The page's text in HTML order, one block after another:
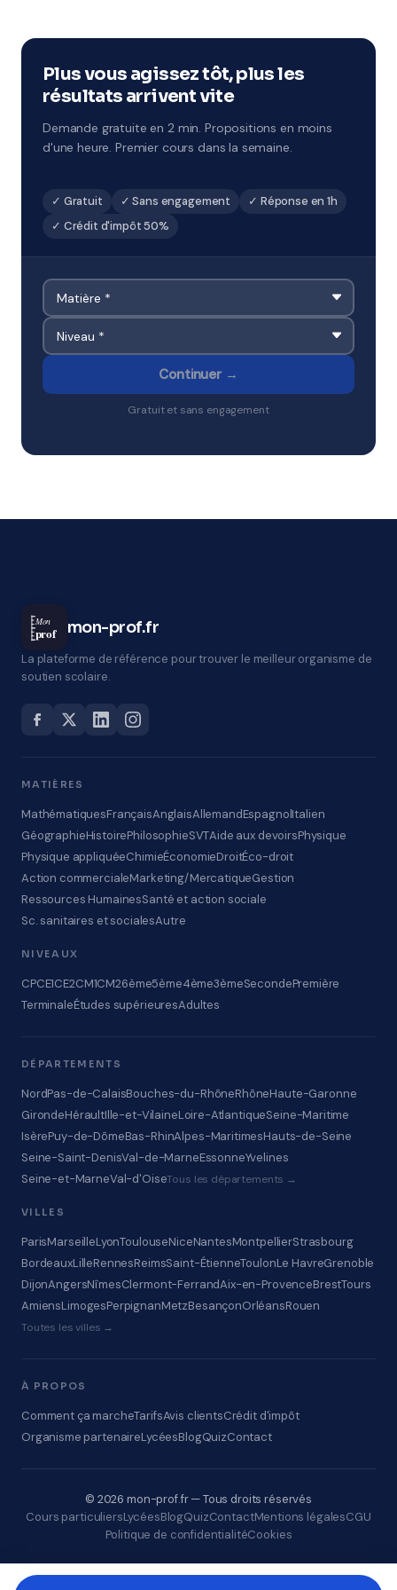
Disponibles à Dieppe.
Plus vous agissez tôt, plus les
résultats arrivent vite
Demande gratuite en 2 min. Propositions en moins
d'une heure. Premier cours dans la semaine.
✓ Gratuit ✓ Sans engagement
✓ Réponse en 1h
✓ Crédit d'impôt 50%
Continuer →
Gratuit et sans engagement
Mon
prof mon-prof.fr
La plateforme de référence pour trouver le meilleur organisme de
soutien scolaire.
MATIÈRES
MathématiquesFrançaisAnglaisAllemandEspagnolItalien
GéographieHistoirePhilosophieSVTAide aux devoirsPhysique
Physique appliquéeChimieÉconomieDroitÉco-droit
Action commercialeMarketing/MercatiqueGestion
Ressources HumainesSanté et action sociale
Sc. sanitaires et socialesAutre
NIVEAUX
CPCE1CE2CM1CM26ème5ème4ème3èmeSecondePremière
TerminaleÉtudes supérieuresAdultes
DÉPARTEMENTS
NordPas-de-CalaisBouches-du-RhôneRhôneHaute-Garonne
GirondeHéraultIlle-et-VilaineLoire-AtlantiqueSeine-Maritime
IsèrePuy-de-DômeBas-RhinAlpes-MaritimesHauts-de-Seine
Seine-Saint-DenisVal-de-MarneEssonneYvelines
Seine-et-MarneVal-d'OiseTous les départements →
VILLES
ParisMarseilleLyonToulouseNiceNantesMontpellierStrasbourg
BordeauxLilleRennesReimsSaint-ÉtienneToulonLe HavreGrenoble
DijonAngersNîmesClermont-FerrandAix-en-ProvenceBrestTours
AmiensLimogesPerpignanMetzBesançonOrléansRouen
Toutes les villes →
À PROPOS
Comment ça marcheTarifsAvis clientsCrédit d'impôt
Organisme partenaireLycéesBlogQuizContact
© 2026 mon-prof.fr — Tous droits réservés
Cours particuliersLycéesBlogQuizContactMentions légalesCGU
Politique de confidentialitéCookies